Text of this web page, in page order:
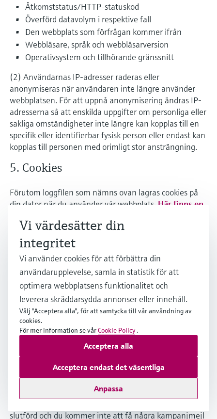
Åtkomststatus/HTTP-statuskod
Överförd datavolym i respektive fall
Den webbplats som förfrågan kommer ifrån
Webbläsare, språk och webbläsarversion
Operativsystem och tillhörande gränssnitt
(2) Användarnas IP-adresser raderas eller
anonymiseras när användaren inte längre använder
webbplatsen. För att uppnå anonymisering ändras IP-
adresserna så att enskilda uppgifter om personliga eller
sakliga omständigheter inte längre kan kopplas till en
specifik eller identifierbar fysisk person eller endast kan
kopplas till personen med orimligt stor ansträngning.
5. Cookies
Förutom loggfilen som nämns ovan lagras cookies på
din dator när du använder vår webbplats. Här finns en
och hur länge de lagras.
C. Kampanjmejl & webbanalystjänster
1. Kampanjmejl
1.1 Registrering för att ta emot mejl
(1) Du kan registrera dig för att ta emot våra
kampanjmejl, där vi regelbundet ger dig nyheter om
bland annat våra produkter.
(2) Våra kampanjmejl skickas endast ut till dig om du
har gett ditt uttryckliga godkännande (opt-in) och, om
så krävs, efter ytterligare bekräftelse av din mejladress
(dubbel opt-in). Om du inte bekräftar din registrering
slutförd och du kommer inte att få några kampanjmejl
Vi värdesätter din
integritet
Vi använder cookies för att förbättra din
användarupplevelse, samla in statistik för att
optimera webbplatsens funktionalitet och
leverera skräddarsydda annonser eller innehåll.
Välj "Acceptera alla", för att samtycka till vår användning av
cookies.
För mer information se vårCookie Policy .
Anpassa
Acceptera endast det väsentliga
Acceptera alla